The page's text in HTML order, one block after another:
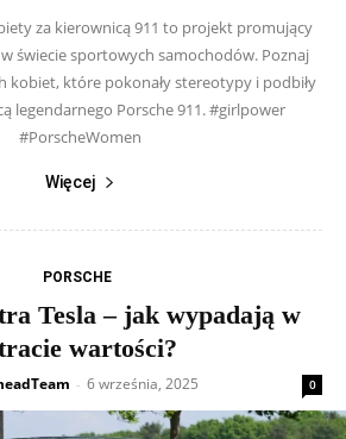
za kierownicą 911 to projekt promujący
świecie sportowych samochodów. Poznaj
kobiet, które pokonały stereotypy i podbiły
legendarnego Porsche 911. #girlpower
#PorscheWomen
Więcej
PORSCHE
Tesla – jak wypadają w
wartości?
- 6 września, 2025 0